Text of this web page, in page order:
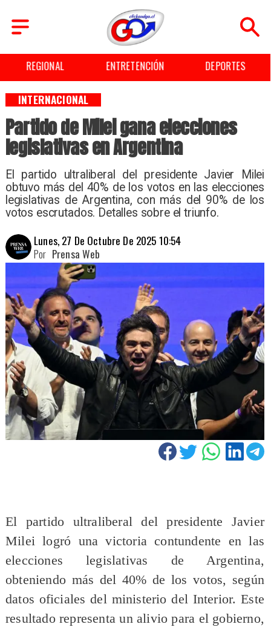
ENTRETENCIÓN DEPORTES
Partido de Milei gana elecciones
legislativas en Argentina
El partido ultraliberal del presidente Javier Milei
obtuvo más del 40% de los votos en las elecciones
legislativas de Argentina, con más del 90% de los
votos escrutados. Detalles sobre el triunfo.
INTERNACIONAL
Lunes, 27 De Octubre De 2025 10:54
Prensa Web
Por
El partido ultraliberal del presidente Javier
Milei logró una victoria contundente en las
elecciones legislativas de Argentina,
obteniendo más del 40% de los votos, según
datos oficiales del ministerio del Interior. Este
resultado representa un alivio para el gobierno,